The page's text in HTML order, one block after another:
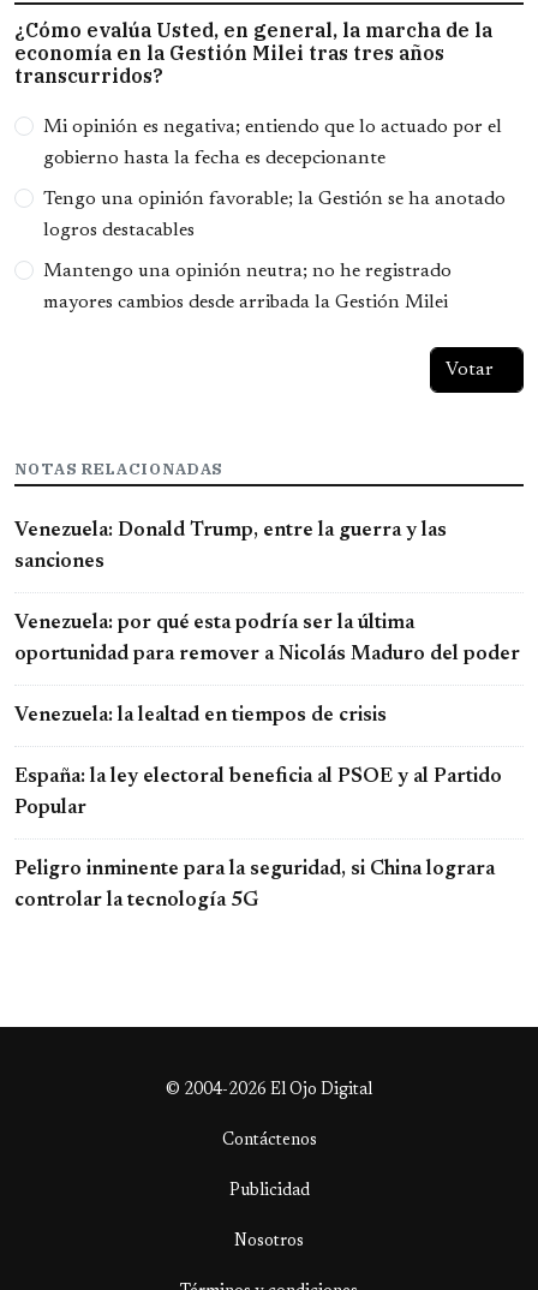
¿Cómo evalúa Usted, en general, la marcha de la
economía en la Gestión Milei tras tres años
transcurridos?
Opciones
Mi opinión es negativa; entiendo que lo actuado por el
gobierno hasta la fecha es decepcionante
Tengo una opinión favorable; la Gestión se ha anotado
logros destacables
Mantengo una opinión neutra; no he registrado
mayores cambios desde arribada la Gestión Milei
NOTAS RELACIONADAS
Venezuela: Donald Trump, entre la guerra y las
sanciones
Venezuela: por qué esta podría ser la última
oportunidad para remover a Nicolás Maduro del poder
Venezuela: la lealtad en tiempos de crisis
España: la ley electoral beneficia al PSOE y al Partido
Popular
Peligro inminente para la seguridad, si China lograra
controlar la tecnología 5G
© 2004-2026 El Ojo Digital
Contáctenos
Publicidad
Nosotros